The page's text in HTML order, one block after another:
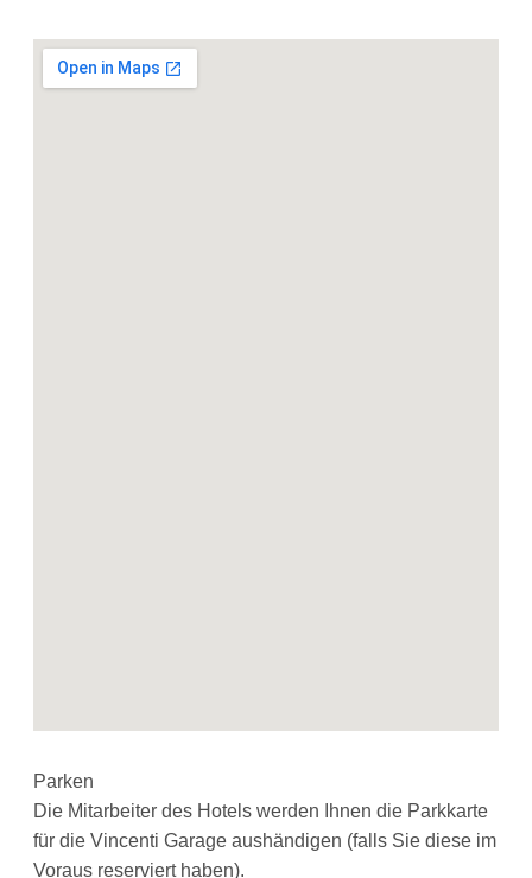
Parken
Die Mitarbeiter des Hotels werden Ihnen die Parkkarte
für die Vincenti Garage aushändigen (falls Sie diese im
Voraus reserviert haben).